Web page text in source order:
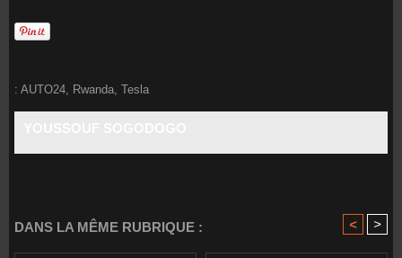
: AUTO24 Rwanda Tesla
DANS LA MÊME RUBRIQUE : < >